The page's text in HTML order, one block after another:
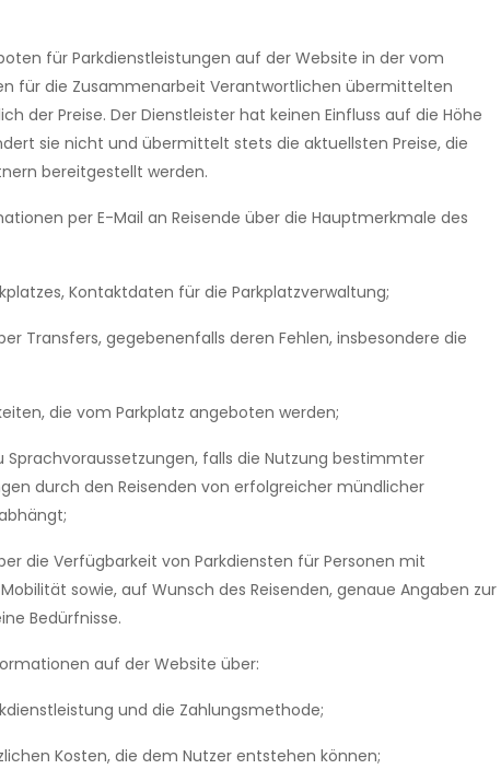
für Parkdienstleistungen auf der Website in der vom
für die Zusammenarbeit Verantwortlichen übermittelten
der Preise. Der Dienstleister hat keinen Einfluss auf die Höhe
sie nicht und übermittelt stets die aktuellsten Preise, die
bereitgestellt werden.
per E-Mail an Reisende über die Hauptmerkmale des
Kontaktdaten für die Parkplatzverwaltung;
Transfers, gegebenenfalls deren Fehlen, insbesondere die
die vom Parkplatz angeboten werden;
Sprachvoraussetzungen, falls die Nutzung bestimmter
durch den Reisenden von erfolgreicher mündlicher
die Verfügbarkeit von Parkdiensten für Personen mit
sowie, auf Wunsch des Reisenden, genaue Angaben zur
Bedürfnisse.
auf der Website über:
und die Zahlungsmethode;
Kosten, die dem Nutzer entstehen können;